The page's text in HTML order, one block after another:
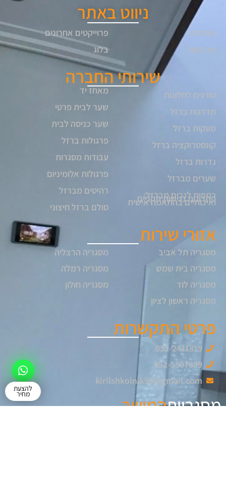
ניווט באתר
אודותנו
צרו קשר
פרוייקטים אחרונים
בלוג
שירותי החברה
סורגים לחלונות
מדרגות ברזל
מעקות ברזל
קונסטרוקציה ברזל
גדרות ברזל
שערים מברזל
רמפות לנכים מברזל:
פתרונות נגישות תקניים
ואיכותיים בהתאמה אישית
מאחז יד
שער לבית פרטי
שער כניסה לבית
פרגולות ברזל
עבודות מסגרות
פרגולות אלומיניום
רהיטים מברזל
סולם ברזל חיצוני
אזורי שירות
מסגריה תל אביב
מסגריה בית שמש
מסגריה לוד
מסגריה ראשון לציון
מסגריה הרצליה
מסגריה רמלה
מסגריה חולון
פרטי התקשרות
052-2411819
052-5507809
kirilshkolnik96@gmail.com
מסגרייתהמושב
להצעת
מחיר